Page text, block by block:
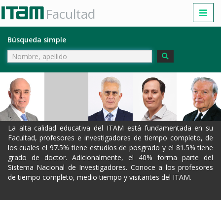
Facultad
Búsqueda simple
La alta calidad educativa del ITAM está fundamentada en su
Facultad, profesores e investigadores de tiempo completo, de
los cuales el 97.5% tiene estudios de posgrado y el 81.5% tiene
grado de doctor. Adicionalmente, el 40% forma parte del
Sistema Nacional de Investigadores. Conoce a los profesores
de tiempo completo, medio tiempo y visitantes del ITAM.